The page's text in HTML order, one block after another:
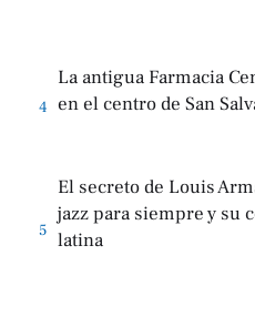
4
La antigua Farmacia
en el centro de San
5
El secreto de Louis
jazz para siempre y su
latina